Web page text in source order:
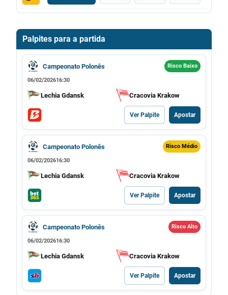
Palpites para a partida
Campeonato Polonês Risco Baixo
06/02/202616:30
Lechia Gdansk Cracovia Krakow
Ver Palpite Apostar
Campeonato Polonês Risco Médio
06/02/202616:30
Lechia Gdansk Cracovia Krakow
Ver Palpite Apostar
Campeonato Polonês Risco Alto
06/02/202616:30
Lechia Gdansk Cracovia Krakow
Ver Palpite Apostar